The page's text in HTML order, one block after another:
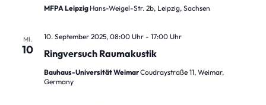
MFPA Leipzig Hans-Weigel-Str. 2b, Leipzig, Sachsen
MI.
10 Ringversuch Raumakustik
10. September 2025, 08:00 Uhr- 17:00 Uhr
Bauhaus-Universität WeimarCoudraystraße 11, Weimar,
Germany